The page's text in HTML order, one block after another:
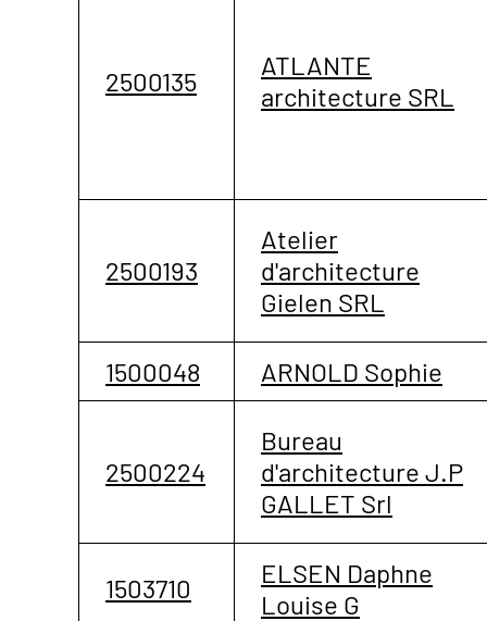
2500135
ATLANTE
architecture SRL
2500193
Atelier
d'architecture
Gielen SRL
1500048 ARNOLD Sophie
2500224
Bureau
d'architecture J.P
GALLET Srl
1503710
ELSEN Daphne
Louise G